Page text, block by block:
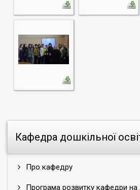
Кафедра дошкільної
Про кафедру
Програма розвитку кафедри на